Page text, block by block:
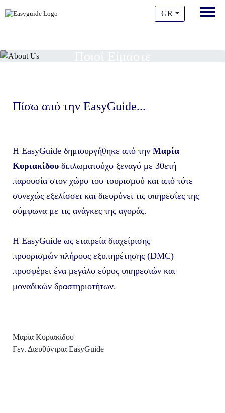
GR
Μαρία Κυριακίδου
Γεν. Διευθύντρια EasyGuide
Πίσω από την EasyGuide...
Η EasyGuide δημιουργήθηκε από την Μαρία
Κυριακίδου διπλωματούχο ξεναγό με 30ετή
παρουσία στον χώρο του τουρισμού και από τότε
συνεχώς εξελίσσει και διευρύνει τις υπηρεσίες της
σύμφωνα με τις ανάγκες της αγοράς.
Η EasyGuide ως εταιρεία διαχείρισης
προορισμών πλήρους εξυπηρέτησης (DMC)
προσφέρει ένα μεγάλο εύρος υπηρεσιών και
μοναδικών δραστηριοτήτων.
Σχεδιάζουμε και εκτελούμε κάθε